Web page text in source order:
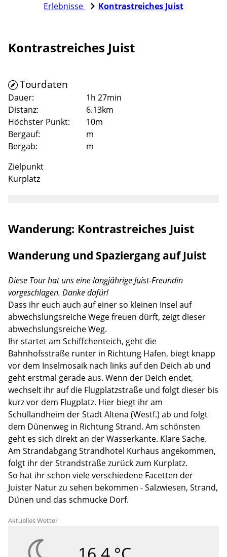
Lade
Erlebnisse Kontrastreiches Juist
Kontrastreiches Juist
Aktuelles Wetter
Wanderung: Kontrastreiches Juist
Wanderung und Spaziergang auf Juist
Diese Tour hat uns eine langjährige Juist-Freundin
vorgeschlagen. Danke dafür!
Dass ihr euch auch auf einer so kleinen Insel auf
abwechslungsreiche Wege freuen dürft, zeigt dieser
abwechslungsreiche Weg.
Ihr startet am Schiffchenteich, geht die
Bahnhofsstraße runter in Richtung Hafen, biegt knapp
vor dem Inselmosaik nach links auf den Deich ab und
geht erstmal gerade aus. Wenn der Deich endet,
wechselt ihr auf die Flugplatzstraße und folgt dieser bis
kurz vor dem Flugplatz. Hier biegt ihr am
Schullandheim der Stadt Altena (Westf.) ab und folgt
dem Dünenweg in Richtung Strand. Am schönsten
geht es sich direkt an der Wasserkante. Klare Sache.
Am Strandabgang Strandhotel Kurhaus angekommen,
folgt ihr der Strandstraße zurück zum Kurplatz.
So hat ihr schon viele verschiedene Facetten der
Juister Natur zu sehen bekommen - Salzwiesen, Strand,
Dünen und das schmucke Dorf.
Tourdaten
Dauer:
1h 27min
Distanz:
6.13km
Höchster Punkt:
10m
Bergauf:
m
Bergab:
m
Zielpunkt
Kurplatz